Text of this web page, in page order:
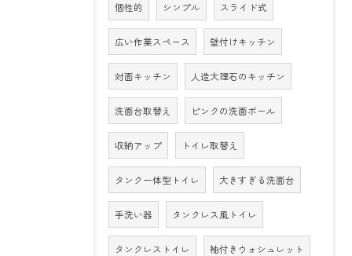
個性的 シンプル スライド式
広い作業スペース 壁付けキッチン
対面キッチン 人造大理石のキッチン
洗面台取替え ピンクの洗面ボール
収納アップ トイレ取替え
タンク一体型トイレ 大きすぎる洗面台
手洗い器 タンクレス風トイレ
タンクレストイレ 袖付きウォシュレット